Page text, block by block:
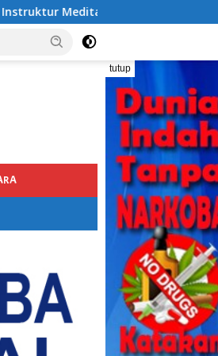
Polres Pelabuhan Tanjung
tutup